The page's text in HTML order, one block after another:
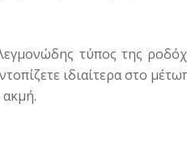
τύπος της
ιδιαίτερα στο